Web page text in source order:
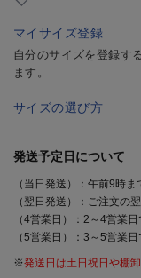
マイサイズ登録
自分のサイズを登録す
ます。
サイズの選び方
発送予定日について
（当日発送）：午前9時
（翌日発送）：ご注文の
（4営業日）：2～4営業
（5営業日）：3～5営業
※発送日は土日祝日や棚